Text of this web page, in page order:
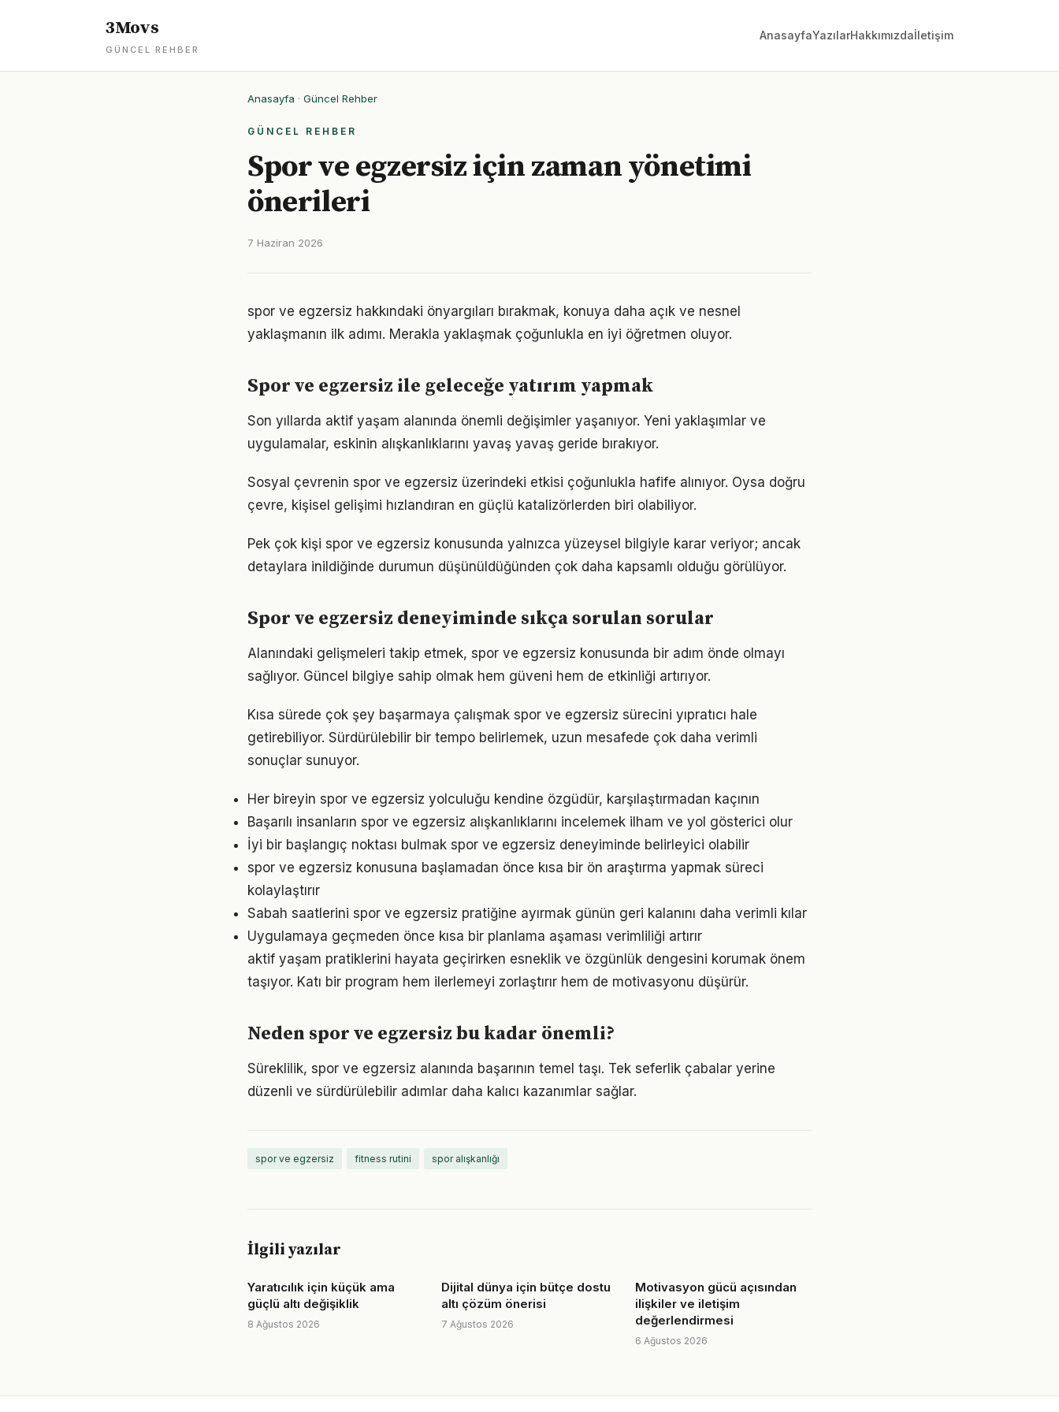
3Movs
GÜNCEL REHBER
AnasayfaYazılarHakkımızdaİletişim
Anasayfa · Güncel Rehber
GÜNCEL REHBER
Spor ve egzersiz için zaman yönetimi
önerileri
7 Haziran 2026
spor ve egzersiz hakkındaki önyargıları bırakmak, konuya daha açık ve nesnel
yaklaşmanın ilk adımı. Merakla yaklaşmak çoğunlukla en iyi öğretmen oluyor.
Spor ve egzersiz ile geleceğe yatırım yapmak
Son yıllarda aktif yaşam alanında önemli değişimler yaşanıyor. Yeni yaklaşımlar ve
uygulamalar, eskinin alışkanlıklarını yavaş yavaş geride bırakıyor.
Sosyal çevrenin spor ve egzersiz üzerindeki etkisi çoğunlukla hafife alınıyor. Oysa doğru
çevre, kişisel gelişimi hızlandıran en güçlü katalizörlerden biri olabiliyor.
Pek çok kişi spor ve egzersiz konusunda yalnızca yüzeysel bilgiyle karar veriyor; ancak
detaylara inildiğinde durumun düşünüldüğünden çok daha kapsamlı olduğu görülüyor.
Spor ve egzersiz deneyiminde sıkça sorulan sorular
Alanındaki gelişmeleri takip etmek, spor ve egzersiz konusunda bir adım önde olmayı
sağlıyor. Güncel bilgiye sahip olmak hem güveni hem de etkinliği artırıyor.
Kısa sürede çok şey başarmaya çalışmak spor ve egzersiz sürecini yıpratıcı hale
getirebiliyor. Sürdürülebilir bir tempo belirlemek, uzun mesafede çok daha verimli
sonuçlar sunuyor.
Her bireyin spor ve egzersiz yolculuğu kendine özgüdür, karşılaştırmadan kaçının
Başarılı insanların spor ve egzersiz alışkanlıklarını incelemek ilham ve yol gösterici olur
İyi bir başlangıç noktası bulmak spor ve egzersiz deneyiminde belirleyici olabilir
spor ve egzersiz konusuna başlamadan önce kısa bir ön araştırma yapmak süreci
kolaylaştırır
Sabah saatlerini spor ve egzersiz pratiğine ayırmak günün geri kalanını daha verimli kılar
Uygulamaya geçmeden önce kısa bir planlama aşaması verimliliği artırır
aktif yaşam pratiklerini hayata geçirirken esneklik ve özgünlük dengesini korumak önem
taşıyor. Katı bir program hem ilerlemeyi zorlaştırır hem de motivasyonu düşürür.
Neden spor ve egzersiz bu kadar önemli?
Süreklilik, spor ve egzersiz alanında başarının temel taşı. Tek seferlik çabalar yerine
düzenli ve sürdürülebilir adımlar daha kalıcı kazanımlar sağlar.
spor ve egzersiz fitness rutini spor alışkanlığı
İlgili yazılar
Yaratıcılık için küçük ama
güçlü altı değişiklik
8 Ağustos 2026
Dijital dünya için bütçe dostu
altı çözüm önerisi
7 Ağustos 2026
Motivasyon gücü açısından
ilişkiler ve iletişim
değerlendirmesi
6 Ağustos 2026